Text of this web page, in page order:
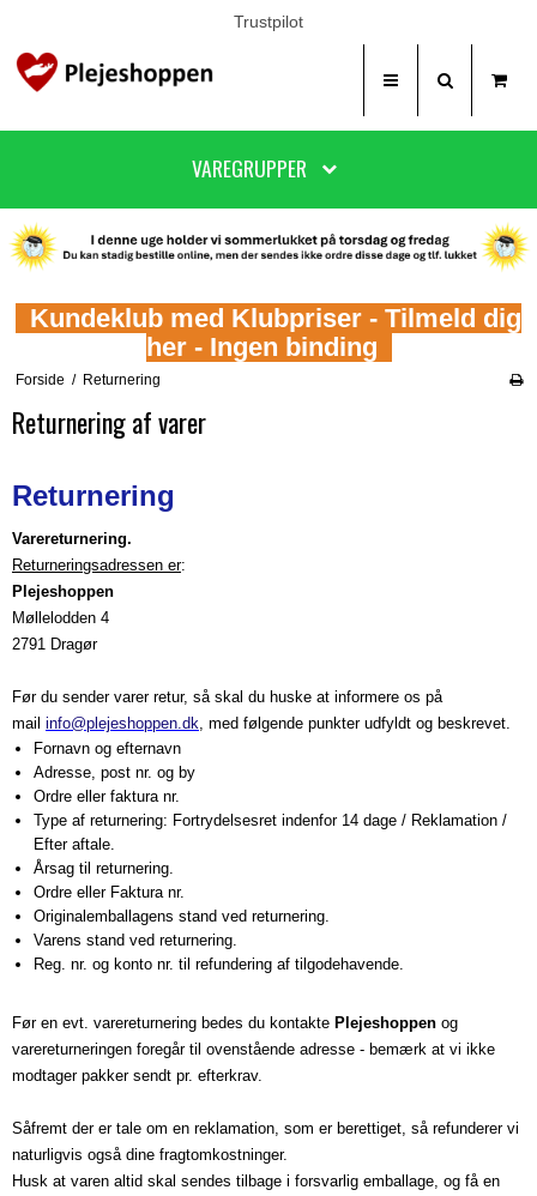
Trustpilot
VAREGRUPPER
Kundeklub med Klubpriser - Tilmeld dig
her - Ingen binding
Forside / Returnering
Returnering af varer
Returnering
Varereturnering.
Returneringsadressen er:
Plejeshoppen
Møllelodden 4
2791 Dragør
Før du sender varer retur, så skal du huske at informere os på
mail info@plejeshoppen.dk, med følgende punkter udfyldt og beskrevet.
Fornavn og efternavn
Adresse, post nr. og by
Ordre eller faktura nr.
Type af returnering: Fortrydelsesret indenfor 14 dage / Reklamation /
Efter aftale.
Årsag til returnering.
Ordre eller Faktura nr.
Originalemballagens stand ved returnering.
Varens stand ved returnering.
Reg. nr. og konto nr. til refundering af tilgodehavende.
Før en evt. varereturnering bedes du kontakte Plejeshoppen og
varereturneringen foregår til ovenstående adresse - bemærk at vi ikke
modtager pakker sendt pr. efterkrav.
Såfremt der er tale om en reklamation, som er berettiget, så refunderer vi
naturligvis også dine fragtomkostninger.
Husk at varen altid skal sendes tilbage i forsvarlig emballage, og få en